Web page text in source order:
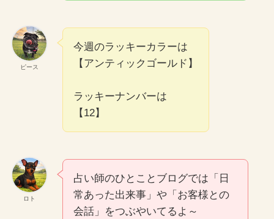
ピース
今週のラッキーカラーは
【アンティックゴールド】
ラッキーナンバーは
【12】
ロト
占い師のひとことブログでは「日
常あった出来事」や「お客様との
会話」をつぶやいてるよ～